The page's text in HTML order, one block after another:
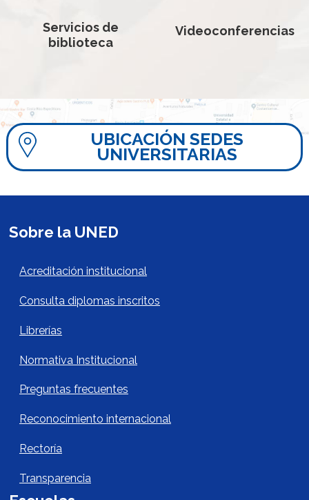
Servicios de
biblioteca
Videoconferencias
UBICACIÓN SEDES
UNIVERSITARIAS
Sobre la UNED
Acerca de la UNED Footer
Acreditación institucional
Consulta diplomas inscritos
Librerías
Normativa Institucional
Preguntas frecuentes
Reconocimiento internacional
Rectoría
Transparencia